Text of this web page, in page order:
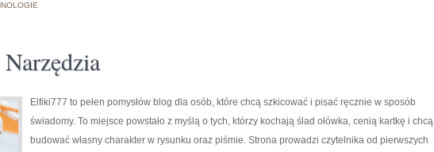
Elfiki777 to pełen pomysłów blog dla osób, które chcą szkicować i pisać ręcznie w sposób
świadomy. To miejsce powstało z myślą o tych, którzy kochają ślad ołówka, cenią kartkę i chcą
budować własny charakter w rysunku oraz piśmie. Strona prowadzi czytelnika od pierwszych